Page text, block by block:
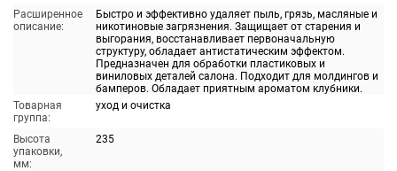
Расширенное
описание:
Быстро и эффективно удаляет пыль, грязь, масляные и
никотиновые загрязнения. Защищает от старения и
выгорания, восстанавливает первоначальную
структуру, обладает антистатическим эффектом.
Предназначен для обработки пластиковых и
виниловых деталей салона. Подходит для молдингов и
бамперов. Обладает приятным ароматом клубники.
Товарная
группа:
уход и очистка
Высота
упаковки,
мм:
235